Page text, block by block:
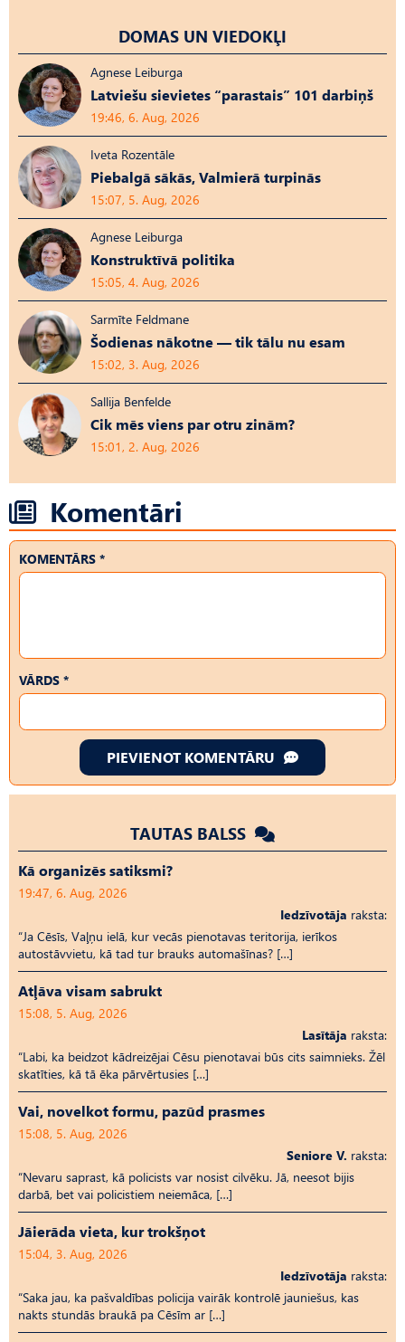
DOMAS UN VIEDOKĻI
Agnese Leiburga
Latviešu sievietes “parastais” 101 darbiņš
19:46, 6. Aug, 2026
Iveta Rozentāle
Piebalgā sākās, Valmierā turpinās
15:07, 5. Aug, 2026
Agnese Leiburga
Konstruktīvā politika
15:05, 4. Aug, 2026
Sarmīte Feldmane
Šodienas nākotne — tik tālu nu esam
15:02, 3. Aug, 2026
Sallija Benfelde
Cik mēs viens par otru zinām?
15:01, 2. Aug, 2026
Komentāri
KOMENTĀRS *
VĀRDS *
PIEVIENOT KOMENTĀRU
TAUTAS BALSS
Kā organizēs satiksmi?
19:47, 6. Aug, 2026
Iedzīvotāja raksta:
“Ja Cēsīs, Vaļņu ielā, kur vecās pienotavas teritorija, ierīkos
autostāvvietu, kā tad tur brauks automašīnas? […]
Atļāva visam sabrukt
15:08, 5. Aug, 2026
Lasītāja raksta:
“Labi, ka beidzot kādreizējai Cēsu pienotavai būs cits saimnieks. Žēl
skatīties, kā tā ēka pārvērtusies […]
Vai, novelkot formu, pazūd prasmes
15:08, 5. Aug, 2026
Seniore V. raksta:
“Nevaru saprast, kā policists var nosist cilvēku. Jā, neesot bijis
darbā, bet vai policistiem neiemāca, […]
Jāierāda vieta, kur trokšņot
15:04, 3. Aug, 2026
Iedzīvotāja raksta:
“Saka jau, ka pašvaldības policija vairāk kontrolē jauniešus, kas
nakts stundās braukā pa Cēsīm ar […]